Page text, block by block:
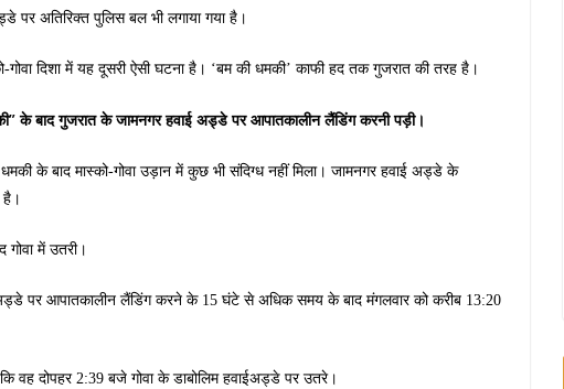
पर अतिरिक्त पुलिस बल भी लगाया गया है।
दिशा में यह दूसरी ऐसी घटना है। ‘बम की धमकी’ काफी हद तक गुजरात की तरह है।
के बाद गुजरात के जामनगर हवाई अड्डे पर आपातकालीन लैंडिंग करनी पड़ी।
धमकी के बाद मास्को-गोवा उड़ान में कुछ भी संदिग्ध नहीं मिला। जामनगर हवाई अड्डे के
है।
में उतरी।
पर आपातकालीन लैंडिंग करने के 15 घंटे से अधिक समय के बाद मंगलवार को करीब 13:20
वह दोपहर 2:39 बजे गोवा के डाबोलिम हवाईअड्डे पर उतरे।